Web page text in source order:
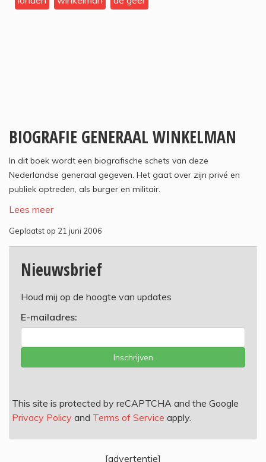
BIOGRAFIE GENERAAL WINKELMAN
In dit boek wordt een biografische schets van deze
Nederlandse generaal gegeven. Het gaat over zijn privé en
publiek optreden, als burger en militair.
Lees meer
Geplaatst op 21 juni 2006
Nieuwsbrief
Houd mij op de hoogte van updates
E-mailadres:
Inschrijven
This site is protected by reCAPTCHA and the Google
Privacy Policy and Terms of Service apply.
[advertentie]